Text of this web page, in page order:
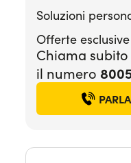
Soluzioni
Offerte esclusive
Chiama subito
il numero